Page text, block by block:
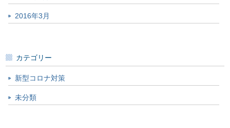
2016年3月
カテゴリー
新型コロナ対策
未分類